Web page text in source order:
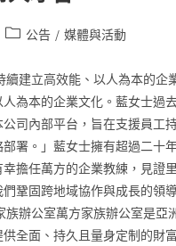
公告 / 媒體與活動
建立高效能、以人為本的
為本的企業文化。藍女士
公司內部平台，旨在支援員
署。」藍女士擁有超過二
擔任萬方的企業教練，見
鞏固跨地域協作與成長的領
族辦公室萬方家族辦公室是
全面、持久且量身定制的